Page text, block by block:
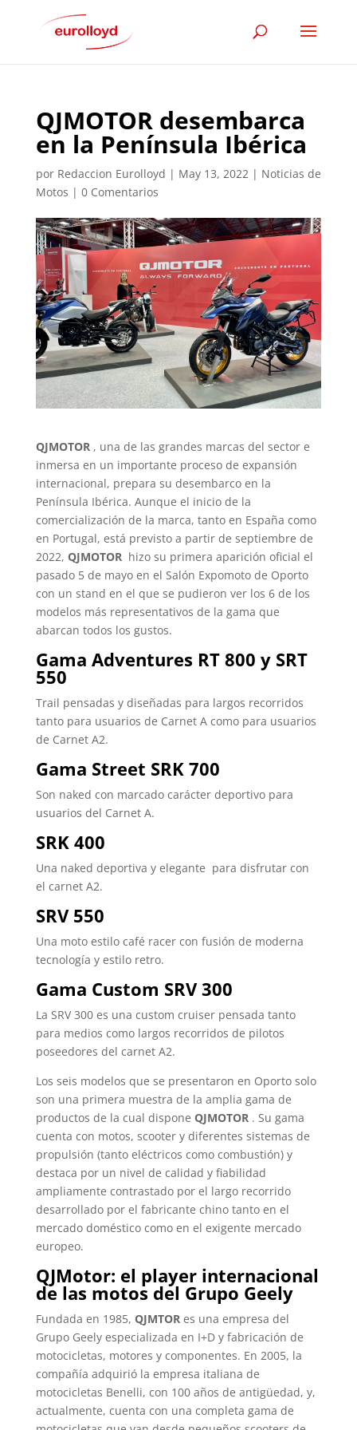
QJMOTOR desembarca
en la Península Ibérica
por Redaccion Eurolloyd | May 13, 2022| Noticias de
Motos | 0 Comentarios
QJMOTOR, una de las grandes marcas del sector e
inmersa en un importante proceso de expansión
internacional, prepara su desembarco en la
Península Ibérica. Aunque el inicio de la
comercialización de la marca, tanto en España como
en Portugal, está previsto a partir de septiembre de
2022, QJMOTORhizo su primera aparición oficial el
pasado 5 de mayo en el Salón Expomoto de Oporto
con un stand en el que se pudieron ver los 6 de los
modelos más representativos de la gama que
abarcan todos los gustos.
Gama Adventures RT 800 y SRT
550
Trail pensadas y diseñadas para largos recorridos
tanto para usuarios de Carnet A como para usuarios
de Carnet A2.
Gama Street SRK 700
Son naked con marcado carácter deportivo para
usuarios del Carnet A.
SRK 400
Una naked deportiva y elegante para disfrutar con
el carnet A2.
SRV 550
Una moto estilo café racer con fusión de moderna
tecnología y estilo retro.
Gama Custom SRV 300
La SRV 300 es una custom cruiser pensada tanto
para medios como largos recorridos de pilotos
poseedores del carnet A2.
Los seis modelos que se presentaron en Oporto solo
son una primera muestra de la amplia gama de
productos de la cual dispone QJMOTOR. Su gama
cuenta con motos, scooter y diferentes sistemas de
propulsión (tanto eléctricos como combustión) y
destaca por un nivel de calidad y fiabilidad
ampliamente contrastado por el largo recorrido
desarrollado por el fabricante chino tanto en el
mercado doméstico como en el exigente mercado
europeo.
QJMotor: el player internacional
de las motos del Grupo Geely
Fundada en 1985, QJMTORes una empresa del
Grupo Geely especializada en I+D y fabricación de
motocicletas, motores y componentes. En 2005, la
compañía adquirió la empresa italiana de
motocicletas Benelli, con 100 años de antigüedad, y,
actualmente, cuenta con una completa gama de